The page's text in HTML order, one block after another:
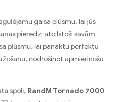
gaisa plūsmu, lai jūs
pieredzi atbilstoši savām
plūsmu, lai panāktu perfektu
nodrošinot apmierinošu
spoli, RandM Tornado 7000